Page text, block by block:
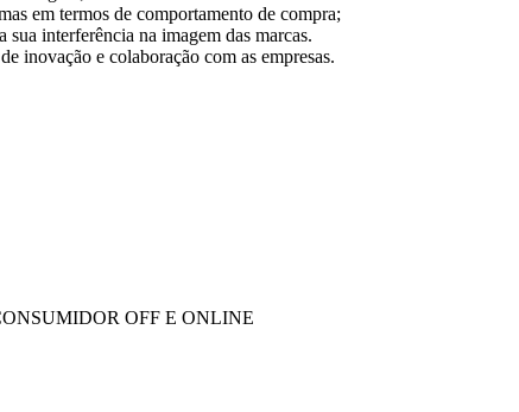
em termos de comportamento de compra;
interferência na imagem das marcas.
inovação e colaboração com as empresas.
OFF E ONLINE